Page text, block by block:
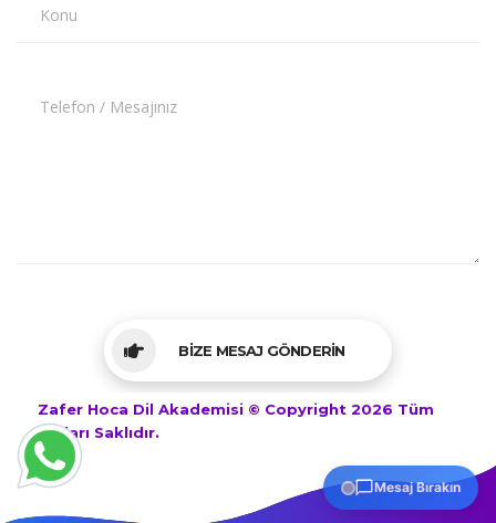
Konu
Telefon / Mesajınız
BİZE MESAJ GÖNDERİN
Zafer Hoca Dil Akademisi © Copyright 2026 Tüm
Hakları Saklıdır.
Mesaj Bırakın